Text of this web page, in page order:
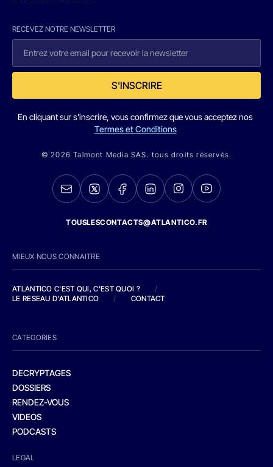
RECEVEZ NOTRE NEWSLETTER
S'INSCRIRE
En cliquant sur s'inscrire, vous confirmez que vous acceptez nos
Termes et Conditions
© 2026 Talmont Media SAS. tous droits réservés.
TOUSLESCONTACTS@ATLANTICO.FR
MIEUX NOUS CONNAITRE
ATLANTICO C'EST QUI, C'EST QUOI ?
/
LE RESEAU D'ATLANTICO
/ CONTACT
CATEGORIES
DECRYPTAGES
DOSSIERS
RENDEZ-VOUS
VIDEOS
PODCASTS
LEGAL